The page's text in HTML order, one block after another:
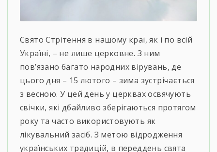
Свято Стрітення в нашому краї, як і по всій
Україні, – не лише церковне. З ним
пов’язано багато народних вірувань, де
цього дня – 15 лютого – зима зустрічається
з весною. У цей день у церквах освячують
свічки, які дбайливо зберігаються протягом
року та часто використовують як
лікувальний засіб. З метою відродження
українських традицій, в переддень свята